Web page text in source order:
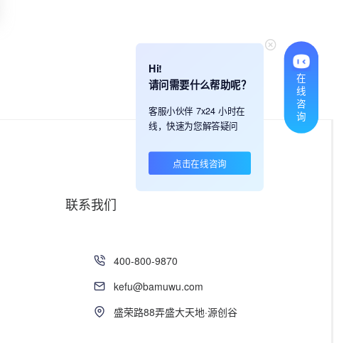
联系我们
400-800-9870
kefu@bamuwu.com
盛荣路88弄盛大天地·源创谷
Hi!
请问需要什么帮助呢？
客服小伙伴 7x24 小时在
线，快速为您解答疑问
点击在线咨询
在
线
咨
询